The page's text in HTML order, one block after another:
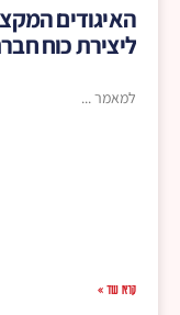
האיגודים
ליצירת כוח
למאמר
קרא עוד »